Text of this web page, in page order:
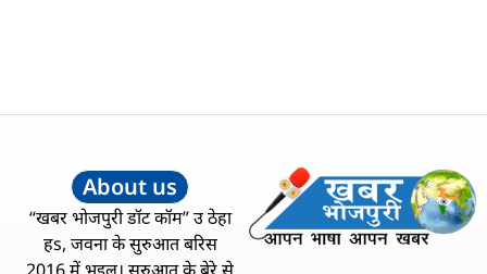
About us
“खबर भोजपुरी डॉट कॉम” उ ठेहा
हs, जवना के सुरुआत बरिस